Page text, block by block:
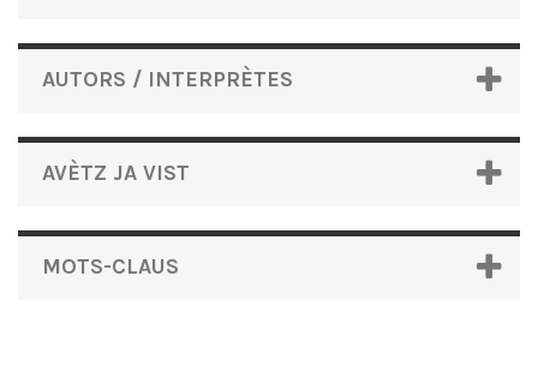
AUTORS / INTERPRÈTES
AVÈTZ JA VIST
MOTS-CLAUS